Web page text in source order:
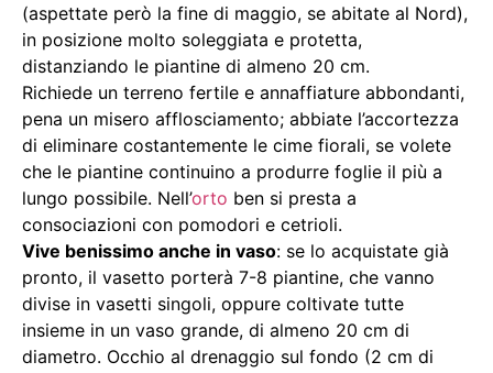
(aspettate però la fine di maggio, se abitate al Nord),
in posizione molto soleggiata e protetta,
distanziando le piantine di almeno 20 cm.
Richiede un terreno fertile e annaffiature abbondanti,
pena un misero afflosciamento; abbiate l’accortezza
di eliminare costantemente le cime fiorali, se volete
che le piantine continuino a produrre foglie il più a
lungo possibile. Nell’orto ben si presta a
consociazioni con pomodori e cetrioli.
Vive benissimo anche in vaso: se lo acquistate già
pronto, il vasetto porterà 7-8 piantine, che vanno
divise in vasetti singoli, oppure coltivate tutte
insieme in un vaso grande, di almeno 20 cm di
diametro. Occhio al drenaggio sul fondo (2 cm di